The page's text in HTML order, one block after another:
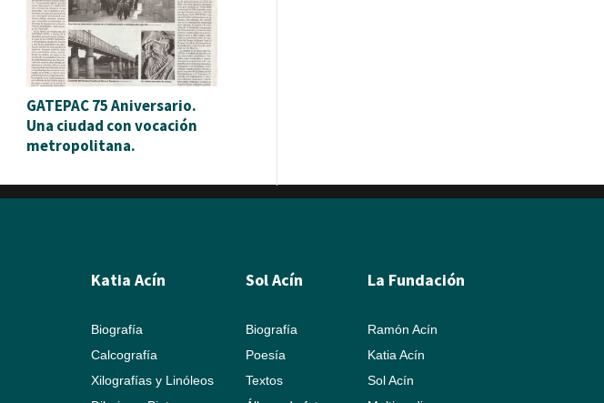
GATEPAC 75 Aniversario.
Una ciudad con vocación
metropolitana.
Katia Acín
Biografía
Calcografía
Xilografías y Linóleos
Sol Acín
Biografía
Poesía
Textos
La Fundación
Ramón Acín
Katia Acín
Sol Acín